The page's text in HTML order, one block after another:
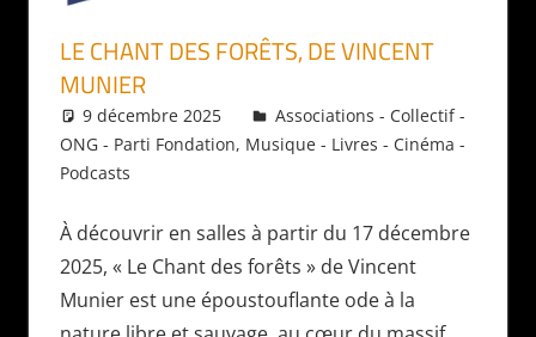
LE CHANT DES FORÊTS, DE VINCENT
MUNIER
9 décembre 2025 Daniel
Associations - Collectif -
ONG - Parti Fondation, Musique - Livres - Cinéma -
Podcasts
À découvrir en salles à partir du 17 décembre
2025, « Le Chant des forêts » de Vincent
Munier est une époustouflante ode à la